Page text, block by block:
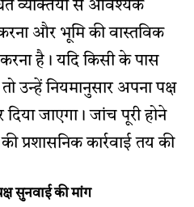
व्यक्तियों से आवश्यक
करना और भूमि की वास्तविक
है। यदि किसी के पास
उन्हें नियमानुसार अपना पक्ष
जाएगा। जांच पूरी होने
प्रशासनिक कार्रवाई तय की
सुनवाई की मांग